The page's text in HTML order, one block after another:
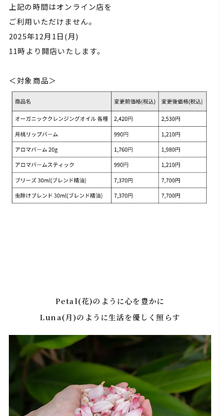
上記の時間はオンライン店を
ご利用いただけません。
2025年12月1日(月)
11時より開店いたします。
＜対象商品＞
Petal(花)のように心を豊かに
Luna(月)のように生活を優しく照らす